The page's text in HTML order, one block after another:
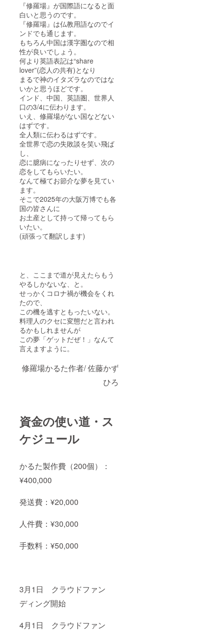
『修羅場』が国際語になると面
白いと思うのです。
『修羅場』は仏教用語なのでイ
ンドでも通じます。
もちろん中国は漢字圏なので相
性が良いでしょう。
何より英語表記は“share
lover”(恋人の共有)となり
まるで神のイタズラなのではな
いかと思うほどです。
インド、中国、英語圏、世界人
口の3/4に伝わります。
いえ、修羅場がない国などない
はずです。
全人類に伝わるはずです。
全世界で恋の失敗談を笑い飛ば
し、
恋に臆病になったりせず、次の
恋をしてもらいたい。
なんて極てお節介な夢を見てい
ます。
そこで2025年の大阪万博でも各
国の皆さんに
お土産として持って帰ってもら
いたい。
(頑張って翻訳します)
と、ここまで道が見えたらもう
やるしかないな、と。
せっかくコロナ禍が機会をくれ
たので、
この機を逃すともったいない。
料理人のクセに変態だと言われ
るかもしれませんが
この夢「ゲットだぜ！」なんて
言えますように。
修羅場かるた作者/ 佐藤かず
ひろ
資金の使い道・ス
ケジュール
かるた製作費（200個）：
¥400,000
発送費：¥20,000
人件費：¥30,000
手数料：¥50,000
3月1日 クラウドファン
ディング開始
4月1日 クラウドファン